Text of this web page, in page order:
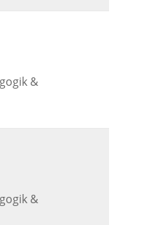
&
&